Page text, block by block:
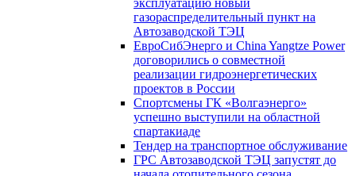
эксплуатацию новый
газораспределительный пункт на
Автозаводской ТЭЦ
ЕвроСибЭнерго и China Yangtze Power
договорились о совместной
реализации гидроэнергетических
проектов в России
Спортсмены ГК «Волгаэнерго»
успешно выступили на областной
спартакиаде
Тендер на транспортное обслуживание
ГРС Автозаводской ТЭЦ запустят до